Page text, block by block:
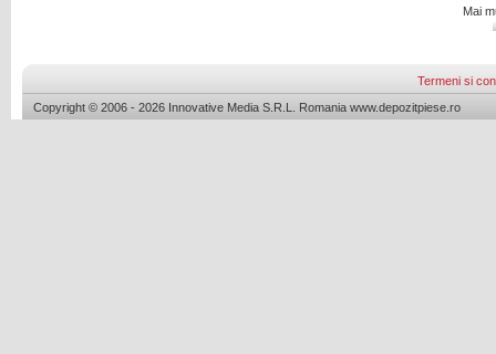
Mai
Termeni si
Copyright © 2006 - 2026 Innovative Media S.R.L. Romania www.depozitpiese.ro